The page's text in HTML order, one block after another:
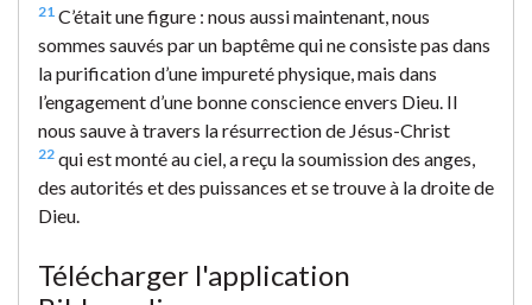
21 C’était une figure : nous aussi maintenant, nous
sommes sauvés par un baptême qui ne consiste pas dans
la purification d’une impureté physique, mais dans
l’engagement d’une bonne conscience envers Dieu. Il
nous sauve à travers la résurrection de Jésus-Christ
22 qui est monté au ciel, a reçu la soumission des anges,
des autorités et des puissances et se trouve à la droite de
Dieu.
Télécharger l'application